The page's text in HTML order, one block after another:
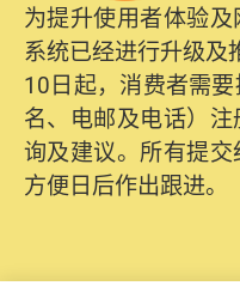
为提升使用者体验
系统已经进行升级及
10日起，消费者需
名、电邮及电话）
询及建议。所有提交
方便日后作出跟进。